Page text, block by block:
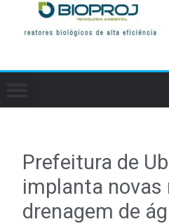
Prefeitura de
implanta novas
drenagem de